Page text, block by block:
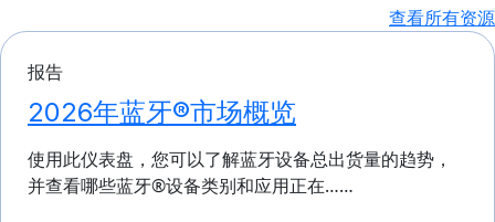
查看所有资源
报告
2026年蓝牙®市场概览
使用此仪表盘，您可以了解蓝牙设备总出货量的趋势，
并查看哪些蓝牙®设备类别和应用正在……